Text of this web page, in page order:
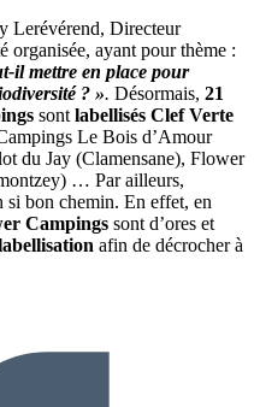
Lerévérend, Directeur
organisée, ayant pour thème :
il mettre en place pour
? ». Désormais, 21
sont labellisés Clef Verte
Le Bois d’Amour
du Jay (Clamensane), Flower
… Par ailleurs,
si bon chemin. En effet, en
Campings sont d’ores et
afin de décrocher à